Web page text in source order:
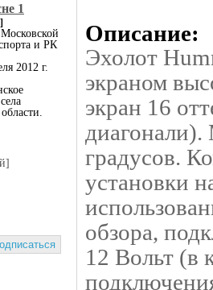
1
и РК
2012 г.
Описание:
Эхолот
экраном
экран 16
градусов.
установки
обзора,
12 Вольт (в